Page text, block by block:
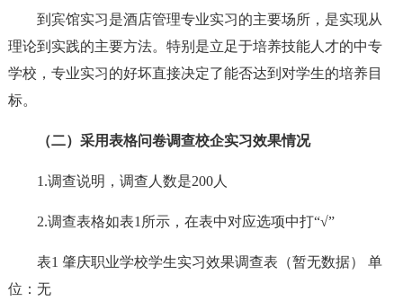
到宾馆实习是酒店管理专业实习的主要场所，是实现从
理论到实践的主要方法。特别是立足于培养技能人才的中专
学校，专业实习的好坏直接决定了能否达到对学生的培养目
标。
（二）采用表格问卷调查校企实习效果情况
1.调查说明，调查人数是200人
2.调查表格如表1所示，在表中对应选项中打“√”
表1 肇庆职业学校学生实习效果调查表（暂无数据） 单
位：无